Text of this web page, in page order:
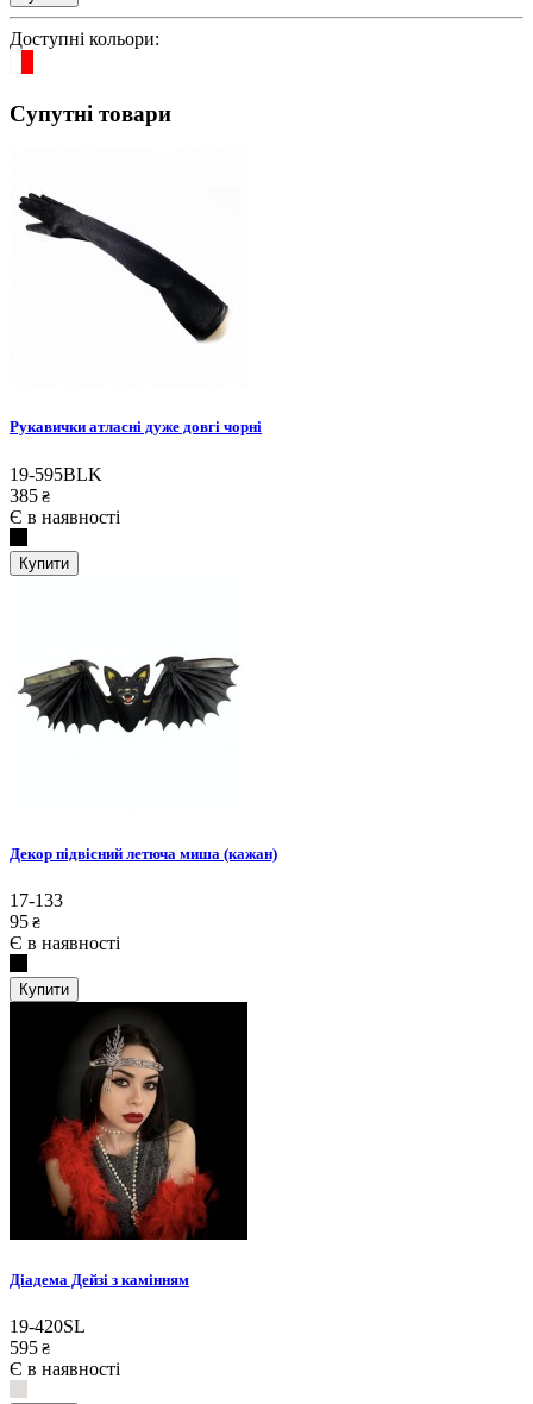
Доступні кольори:
Супутні товари
Рукавички атласні дуже довгі чорні
19-595BLK
385 ₴
Є в наявності
Купити
Декор підвісний летюча миша (кажан)
17-133
95 ₴
Є в наявності
Купити
Діадема Дейзі з камінням
19-420SL
595 ₴
Є в наявності